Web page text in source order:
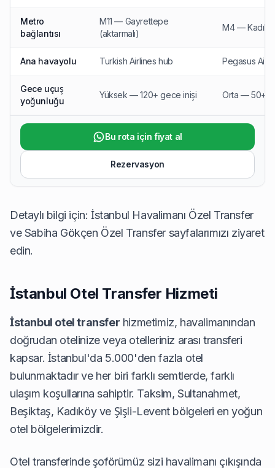
Metro
bağlantısı
M11 — Gayrettepe
(aktarmalı)
M4 —
Ana havayolu Turkish Airlines hub Pegasus
Gece uçuş
yoğunluğu
Yüksek — 120+ gece inişi Orta — 50+
Bu rota için fiyat al
Rezervasyon
Detaylı bilgi için: İstanbul Havalimanı Özel Transfer
veSabiha Gökçen Özel Transfer sayfalarımızı ziyaret
edin.
İstanbul Otel Transfer Hizmeti
İstanbul otel transfer hizmetimiz, havalimanından
doğrudan otelinize veya otelleriniz arası transferi
kapsar. İstanbul'da 5.000'den fazla otel
bulunmaktadır ve her biri farklı semtlerde, farklı
ulaşım koşullarına sahiptir. Taksim, Sultanahmet,
Beşiktaş, Kadıköy ve Şişli-Levent bölgeleri en yoğun
otel bölgelerimizdir.
Otel transferinde şoförümüz sizi havalimanı çıkışında